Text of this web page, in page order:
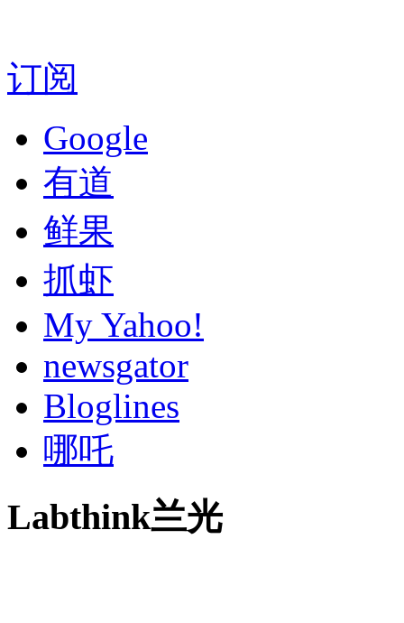
订阅
Google
有道
鲜果
抓虾
My Yahoo!
newsgator
Bloglines
哪吒
Labthink兰光